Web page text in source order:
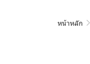
หน้าหลัก